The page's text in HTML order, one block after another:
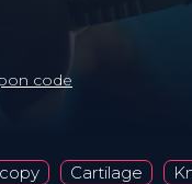
code
Cartilage